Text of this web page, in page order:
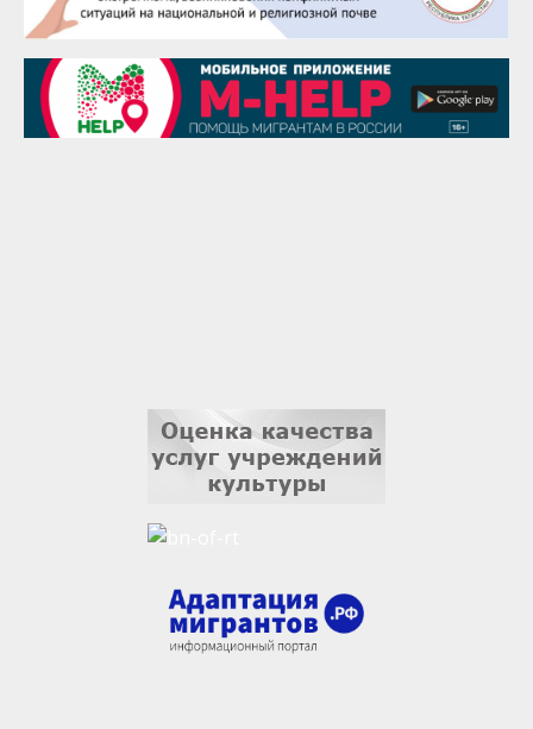
29 августа
Надежда Рослова
1 сентября
Гали Хасанов